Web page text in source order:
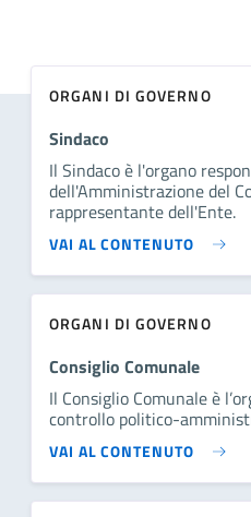
ORGANI DI GOVERNO
Sindaco
Il Sindaco è l'organo
dell'Amministrazione del
rappresentante dell'Ente.
VAI AL CONTENUTO
ORGANI DI GOVERNO
Consiglio Comunale
Il Consiglio Comunale è
controllo politico-
VAI AL CONTENUTO